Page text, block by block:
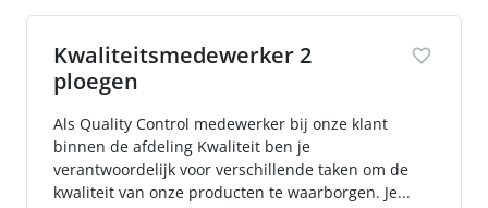
Kwaliteitsmedewerker 2
ploegen
Als Quality Control medewerker bij onze klant
binnen de afdeling Kwaliteit ben je
verantwoordelijk voor verschillende taken om de
kwaliteit van onze producten te waarborgen. Je...